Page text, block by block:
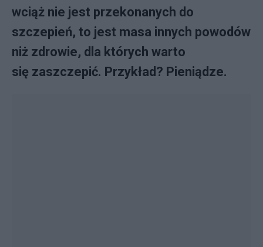
wciąż nie jest przekonanych do
szczepień, to jest masa innych powodów
niż zdrowie, dla których warto
się zaszczepić. Przykład? Pieniądze.